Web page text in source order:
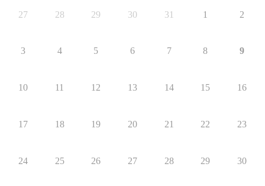
27 28 29 30 31 1 2
3 4 5 6 7 8 9
10 11 12 13 14 15 16
17 18 19 20 21 22 23
24 25 26 27 28 29 30